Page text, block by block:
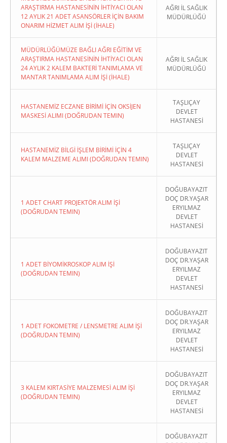
ARAŞTIRMA HASTANESİNİN İHTİYACI OLAN
12 AYLIK 21 ADET ASANSÖRLER İÇİN BAKIM
ONARIM HİZMET ALIM İŞİ (İHALE)
AĞRI İL SAĞLIK
MÜDÜRLÜĞÜ
MÜDÜRLÜĞÜMÜZE BAĞLI AĞRI EĞİTİM VE
ARAŞTIRMA HASTANESİNİN İHTİYACI OLAN
24 AYLIK 2 KALEM BAKTERİ TANIMLAMA VE
MANTAR TANIMLAMA ALIM İŞİ (İHALE)
AĞRI İL SAĞLIK
MÜDÜRLÜĞÜ
HASTANEMİZ ECZANE BİRİMİ İÇİN OKSİJEN
MASKESİ ALIMI (DOĞRUDAN TEMIN)
TAŞLIÇAY
DEVLET
HASTANESİ
HASTANEMİZ BİLGİ İŞLEM BİRİMİ İÇİN 4
KALEM MALZEME ALIMI (DOĞRUDAN TEMIN)
TAŞLIÇAY
DEVLET
HASTANESİ
1 ADET CHART PROJEKTÖR ALIM İŞİ
(DOĞRUDAN TEMIN)
DOĞUBAYAZIT
DOÇ DR.YAŞAR
ERYILMAZ
DEVLET
HASTANESİ
1 ADET BİYOMİKROSKOP ALIM İŞİ
(DOĞRUDAN TEMIN)
DOĞUBAYAZIT
DOÇ DR.YAŞAR
ERYILMAZ
DEVLET
HASTANESİ
1 ADET FOKOMETRE / LENSMETRE ALIM İŞİ
(DOĞRUDAN TEMIN)
DOĞUBAYAZIT
DOÇ DR.YAŞAR
ERYILMAZ
DEVLET
HASTANESİ
3 KALEM KIRTASİYE MALZEMESİ ALIM İŞİ
(DOĞRUDAN TEMIN)
DOĞUBAYAZIT
DOÇ DR.YAŞAR
ERYILMAZ
DEVLET
HASTANESİ
DOĞUBAYAZIT